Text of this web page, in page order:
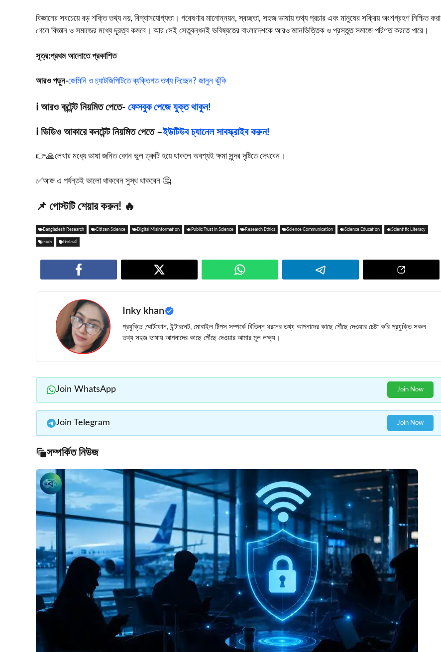
বিজ্ঞানের সবচেয়ে বড় শক্তি তথ্য নয়, বিশ্বাসযোগ্যতা। গবেষণার মানোন্নয়ন, স্বচ্ছতা, সহজ ভাষায় তথ্য প্রচার এবং মানুষের সক্রিয় অংশগ্রহণ নিশ্চিত করা
গেলে বিজ্ঞান ও সমাজের মধ্যে দূরত্ব কমবে। আর সেই সেতুবন্ধনই ভবিষ্যতের বাংলাদেশকে আরও জ্ঞানভিত্তিক ও প্রস্তুত সমাজে পরিণত করতে পারে।
সূত্র:প্রথম আলোতে প্রকাশিত
আরও পড়ুন-জেমিনি ও চ্যাটজিপিটিতে ব্যক্তিগত তথ্য দিচ্ছেন? জানুন ঝুঁকি
ℹ️ আরও কন্টেন্ট নিয়মিত পেতে- ফেসবুক পেজে যুক্ত থাকুন!
ℹ️ ভিডিও আকারে কনটেন্ট নিয়মিত পেতে –ইউটিউব চ্যানেল সাবস্ক্রাইব করুন!
👉🙏লেখার মধ্যে ভাষা জনিত কোন ভুল ত্রুটি হয়ে থাকলে অবশ্যই ক্ষমা সুন্দর দৃষ্টিতে দেখবেন।
✅আজ এ পর্যন্তই ভালো থাকবেন সুস্থ থাকবেন 🤔
📌 পোস্টটি শেয়ার করুন! 🔥
Bangladesh Research Citizen Science Digital Misinformation Public Trust in Science Research Ethics Science Communication Science Education Scientific Literacy
বিজ্ঞান বিজ্ঞানচর্চা
Inky khan
প্রযুক্তি ,স্মার্টফোন, ইন্টারনেট, মোবাইল টিপস সম্পর্কে বিভিন্ন ধরনের তথ্য আপনাদের কাছে পৌঁছে দেওয়ার চেষ্টা করি প্রযুক্তি সকল
তথ্য সহজ ভাষায় আপনাদের কাছে পৌঁছে দেওয়ার আমার মূল লক্ষ্য।
Join WhatsApp Join Now
Join Telegram Join Now
সম্পর্কিত নিউজ